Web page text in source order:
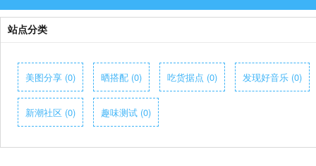
站点分类
美图分享 (0) 晒搭配 (0) 吃货据点 (0) 发现好音乐 (0)
新潮社区 (0) 趣味测试 (0)